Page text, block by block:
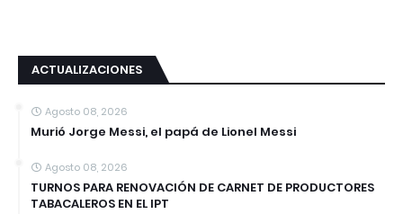
ACTUALIZACIONES
Agosto 08, 2026
Murió Jorge Messi, el papá de Lionel Messi
Agosto 08, 2026
TURNOS PARA RENOVACIÓN DE CARNET DE PRODUCTORES
TABACALEROS EN EL IPT